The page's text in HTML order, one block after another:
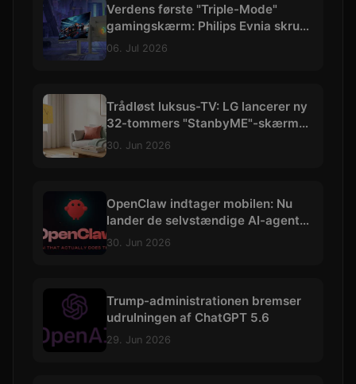
Verdens første "Triple-Mode"
gamingskærm: Philips Evnia skruer
op til vilde 540 Hz
06. Jul 2026
Trådløst luksus-TV: LG lancerer ny
32-tommers "StanbyME"-skærm
med 4K og batteri
30. Jun 2026
OpenClaw indtager mobilen: Nu
lander de selvstændige AI-agenter
på iOS og Android
30. Jun 2026
Trump-administrationen bremser
udrulningen af ChatGPT 5.6
29. Jun 2026